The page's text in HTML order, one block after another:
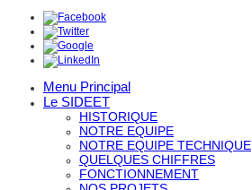
Menu Principal
Le SIDEET
HISTORIQUE
NOTRE EQUIPE
NOTRE EQUIPE TECHNIQUE
QUELQUES CHIFFRES
FONCTIONNEMENT